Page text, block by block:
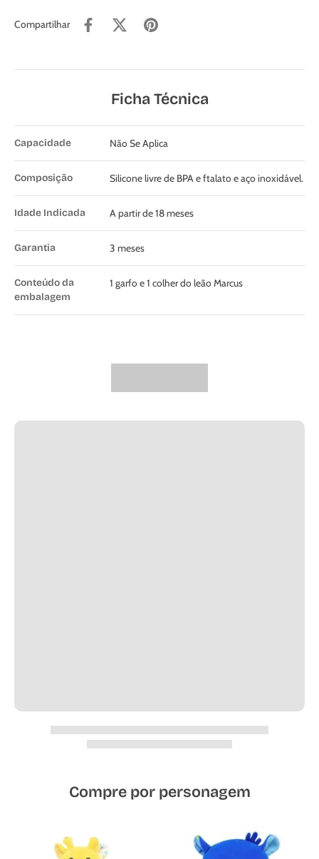
Compartilhar
Ficha Técnica
Capacidade Não Se Aplica
Composição Silicone livre de BPA e ftalato e aço inoxidável.
Idade Indicada A partir de 18 meses
Garantia 3 meses
Conteúdo da
embalagem
1 garfo e 1 colher do leão Marcus
Compre por personagem